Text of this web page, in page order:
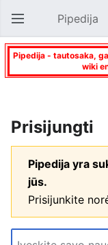
Atverti pagrindinį meniu Pipedija
Pipedija - tautosaka,
wiki
Prisijungti
Pipedija yra
jūs.
Prisijunkite